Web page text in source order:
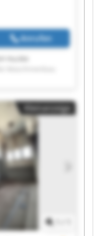
Anrufen
GmbH Huckle
GmbH Huckle
Maschinenbau
GmbH Huckle
Maschinenbau
GmbH Huckle
Maschinenbau
GmbH Huckle
Maschinenbau
GmbH Huckle
Kleinanzeige